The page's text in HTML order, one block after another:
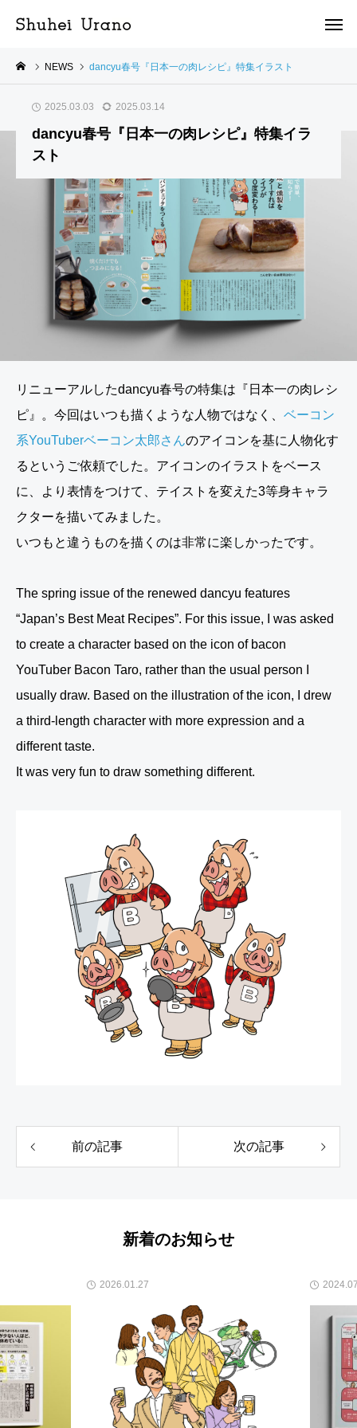
NEWS dancyu春号『日本一の肉レシピ』特集イラスト
2025.03.03 2025.03.14
dancyu春号『日本一の肉レシピ』特集イラ
スト
リニューアルしたdancyu春号の特集は『日本一の肉レシ
ピ』。今回はいつも描くような人物ではなく、 ベーコン
系YouTuberベーコン太郎さんのアイコンを基に人物化す
るというご依頼でした。アイコンのイラストをベース
に、より表情をつけて、テイストを変えた3等身キャラ
クターを描いてみました。
いつもと違うものを描くのは非常に楽しかったです。
The spring issue of the renewed dancyu features
“Japan’s Best Meat Recipes”. For this issue, I was asked
to create a character based on the icon of bacon
YouTuber Bacon Taro, rather than the usual person I
usually draw. Based on the illustration of the icon, I drew
a third-length character with more expression and a
different taste.
It was very fun to draw something different.
前の記事 次の記事
新着のお知らせ
2026.01.27